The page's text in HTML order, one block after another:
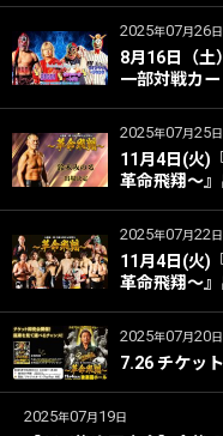
2025年07月26日
8月16日（土
一部対戦カ
2025年07月25日
11月4日(火)
革命飛翔～
2025年07月22日
11月4日(火)
革命飛翔～
2025年07月20日
7.26 チケッ
2025年07月 19日